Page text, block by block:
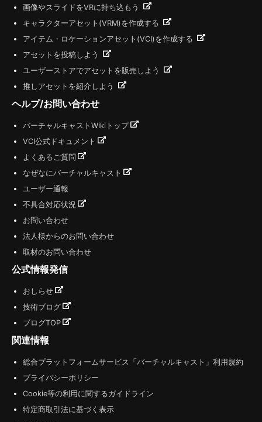
画像やスライドをVRに持ち込もう
キャラクターアセット(VRM)を作成する
アイテム・ロケーションアセット(VCI)を作成する
アセットを投稿しよう
ユーザーストアでアセットを販売しよう
推しアセットを紹介しよう
ヘルプ/お問い合わせ
バーチャルキャストWikiトップ
VCI公式ドキュメント
よくあるご質問
なぜなにバーチャルキャスト
ユーザー通報
不具合対応状況
お問い合わせ
法人様からのお問い合わせ
取材のお問い合わせ
公式情報発信
おしらせ
技術ブログ
ブログTOP
関連情報
総合プラットフォームサービス「バーチャルキャスト」利用規約
プライバシーポリシー
Cookie等の利用に関するガイドライン
特定商取引法に基づく表示